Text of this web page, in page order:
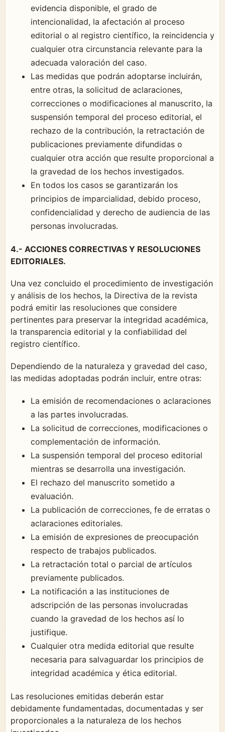
evidencia disponible, el grado de
intencionalidad, la afectación al proceso
editorial o al registro científico, la reincidencia y
cualquier otra circunstancia relevante para la
adecuada valoración del caso.
Las medidas que podrán adoptarse incluirán,
entre otras, la solicitud de aclaraciones,
correcciones o modificaciones al manuscrito, la
suspensión temporal del proceso editorial, el
rechazo de la contribución, la retractación de
publicaciones previamente difundidas o
cualquier otra acción que resulte proporcional a
la gravedad de los hechos investigados.
En todos los casos se garantizarán los
principios de imparcialidad, debido proceso,
confidencialidad y derecho de audiencia de las
personas involucradas.
4.- ACCIONES CORRECTIVAS Y RESOLUCIONES
EDITORIALES.
Una vez concluido el procedimiento de investigación
y análisis de los hechos, la Directiva de la revista
podrá emitir las resoluciones que considere
pertinentes para preservar la integridad académica,
la transparencia editorial y la confiabilidad del
registro científico.
Dependiendo de la naturaleza y gravedad del caso,
las medidas adoptadas podrán incluir, entre otras:
La emisión de recomendaciones o aclaraciones
a las partes involucradas.
La solicitud de correcciones, modificaciones o
complementación de información.
La suspensión temporal del proceso editorial
mientras se desarrolla una investigación.
El rechazo del manuscrito sometido a
evaluación.
La publicación de correcciones, fe de erratas o
aclaraciones editoriales.
La emisión de expresiones de preocupación
respecto de trabajos publicados.
La retractación total o parcial de artículos
previamente publicados.
La notificación a las instituciones de
adscripción de las personas involucradas
cuando la gravedad de los hechos así lo
justifique.
Cualquier otra medida editorial que resulte
necesaria para salvaguardar los principios de
integridad académica y ética editorial.
Las resoluciones emitidas deberán estar
debidamente fundamentadas, documentadas y ser
proporcionales a la naturaleza de los hechos